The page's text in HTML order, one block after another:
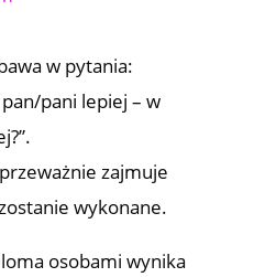
w pytania:
pani lepiej – w
zajmuje
wykonane.
osobami wynika